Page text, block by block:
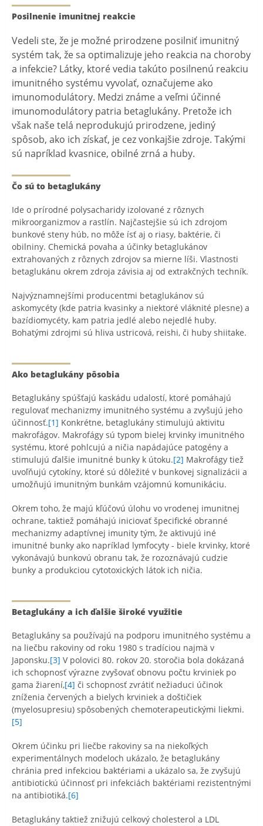
Posilnenie imunitnej reakcie
Vedeli ste, že je možné prirodzene posilniť imunitný
systém tak, že sa optimalizuje jeho reakcia na choroby
a infekcie? Látky, ktoré vedia takúto posilnenú reakciu
imunitného systému vyvolať, označujeme ako
imunomodulátory. Medzi známe a veľmi účinné
imunomodulátory patria betaglukány. Pretože ich
však naše telá neprodukujú prirodzene, jediný
spôsob, ako ich získať, je cez vonkajšie zdroje. Takými
sú napríklad kvasnice, obilné zrná a huby.
Čo sú to betaglukány
Ide o prírodné polysacharidy izolované z rôznych
mikroorganizmov a rastlín. Najčastejšie sú ich zdrojom
bunkové steny húb, no môže ísť aj o riasy, baktérie, či
obilniny. Chemická povaha a účinky betaglukánov
extrahovaných z rôznych zdrojov sa mierne líši. Vlastnosti
betaglukánu okrem zdroja závisia aj od extrakčných techník.
Najvýznamnejšími producentmi betaglukánov sú
askomycéty (kde patria kvasinky a niektoré vláknité plesne) a
bazídiomycéty, kam patria jedlé alebo nejedlé huby.
Bohatými zdrojmi sú hliva ustricová, reishi, či huby shiitake.
Ako betaglukány pôsobia
Betaglukány spúšťajú kaskádu udalostí, ktoré pomáhajú
regulovať mechanizmy imunitného systému a zvyšujú jeho
účinnosť.[1] Konkrétne, betaglukány stimulujú aktivitu
makrofágov. Makrofágy sú typom bielej krvinky imunitného
systému, ktoré pohlcujú a ničia napádajúce patogény a
stimulujú ďalšie imunitné bunky k útoku.[2] Makrofágy tiež
uvoľňujú cytokíny, ktoré sú dôležité v bunkovej signalizácii a
umožňujú imunitným bunkám vzájomnú komunikáciu.
Okrem toho, že majú kľúčovú úlohu vo vrodenej imunitnej
ochrane, taktiež pomáhajú iniciovať špecifické obranné
mechanizmy adaptívnej imunity tým, že aktivujú iné
imunitné bunky ako napríklad lymfocyty - biele krvinky, ktoré
vykonávajú bunkovú obranu tak, že rozoznávajú cudzie
bunky a produkciou cytotoxických látok ich ničia.
Betaglukány a ich ďalšie široké využitie
Betaglukány sa používajú na podporu imunitného systému a
na liečbu rakoviny od roku 1980 s tradíciou najmä v
Japonsku.[3] V polovici 80. rokov 20. storočia bola dokázaná
ich schopnosť výrazne zvyšovať obnovu počtu krviniek po
gama žiarení,[4] či schopnosť zvrátiť nežiaduci účinok
zníženia červených a bielych krviniek a doštičiek
(myelosupresiu) spôsobených chemoterapeutickými liekmi.
[5]
Okrem účinku pri liečbe rakoviny sa na niekoľkých
experimentálnych modeloch ukázalo, že betaglukány
chránia pred infekciou baktériami a ukázalo sa, že zvyšujú
antibiotickú účinnosť pri infekciách baktériami rezistentnými
na antibiotiká.[6]
Betaglukány taktiež znižujú celkový cholesterol a LDL